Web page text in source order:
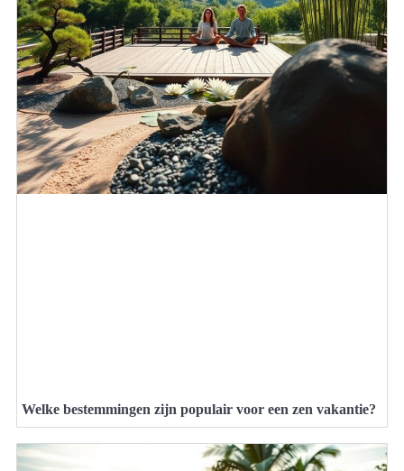
Welke bestemmingen zijn populair voor een zen vakantie?